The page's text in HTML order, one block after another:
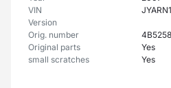
VIN
Version
Orig. number
Original parts
Yes
small scratches
Yes